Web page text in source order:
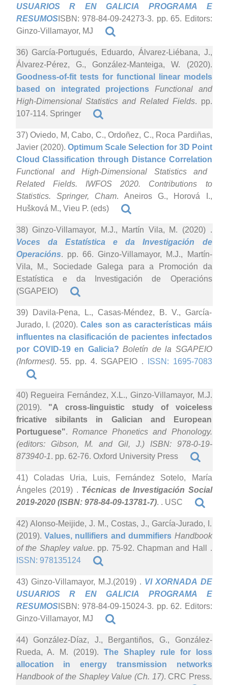
USUARIOS R EN GALICIA PROGRAMA E
RESUMOSISBN: 978-84-09-24273-3. pp. 65. Editors:
Ginzo-Villamayor, MJ
36) García-Portugués, Eduardo, Álvarez-Liébana, J.,
Álvarez-Pérez, G., González-Manteiga, W. (2020).
Goodness-of-fit tests for functional linear models
based on integrated projections Functional and
High-Dimensional Statistics and Related Fields. pp.
107-114. Springer
37) Oviedo, M, Cabo, C., Ordoñez, C., Roca Pardiñas,
Javier (2020). Optimum Scale Selection for 3D Point
Cloud Classification through Distance Correlation
Functional and High-Dimensional Statistics and
Related Fields. IWFOS 2020. Contributions to
Statistics. Springer, Cham. Aneiros G., Horová I.,
Hušková M., Vieu P. (eds)
38) Ginzo-Villamayor, M.J., Martín Vila, M. (2020) .
Voces da Estatística e da Investigación de
Operacións. pp. 66. Ginzo-Villamayor, M.J., Martín-
Vila, M., Sociedade Galega para a Promoción da
Estatística e da Investigación de Operacións
(SGAPEIO)
39) Davila-Pena, L., Casas-Méndez, B. V., García-
Jurado, I. (2020).Cales son as características máis
influentes na clasificación de pacientes infectados
por COVID-19 en Galicia? Boletín de la SGAPEIO
(Informest). 55. pp. 4. SGAPEIO . ISSN: 1695-7083
40) Regueira Fernández, X.L., Ginzo-Villamayor, M.J.
(2019). "A cross-linguistic study of voiceless
fricative sibilants in Galician and European
Portuguese". Romance Phonetics and Phonology.
(editors: Gibson, M. and Gil, J.) ISBN: 978-0-19-
873940-1. pp. 62-76. Oxford University Press
41) Coladas Uria, Luis, Fernández Sotelo, María
Ángeles (2019) . Técnicas de Investigación Social
2019-2020 (ISBN: 978-84-09-13781-7). . USC
42) Alonso-Meijide, J. M., Costas, J., García-Jurado, I.
(2019). Values, nullifiers and dummifiers Handbook
of the Shapley value. pp. 75-92. Chapman and Hall .
ISSN: 978135124
43) Ginzo-Villamayor, M.J.(2019) . VI XORNADA DE
USUARIOS R EN GALICIA PROGRAMA E
RESUMOSISBN: 978-84-09-15024-3. pp. 62. Editors:
Ginzo-Villamayor, MJ
44) González-Díaz, J., Bergantiños, G., González-
Rueda, A. M. (2019). The Shapley rule for loss
allocation in energy transmission networks
Handbook of the Shapley Value (Ch. 17). CRC Press.